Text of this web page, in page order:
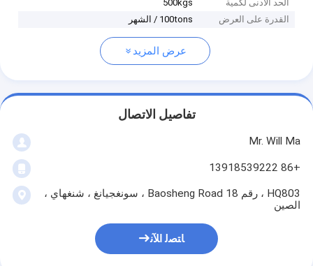
الحد الأدنى لكمية
500kgs
القدرة على العرض
100tons / الشهر
عرض المزيد
تفاصيل الاتصال
Mr. Will Ma
+86 13918539222
HQ803 ، رقم 18 Baosheng Road ، سونغجيانغ ، شنغهاي ،
الصين
ﺎﺘﺼﻟ ﺍﻶﻧ